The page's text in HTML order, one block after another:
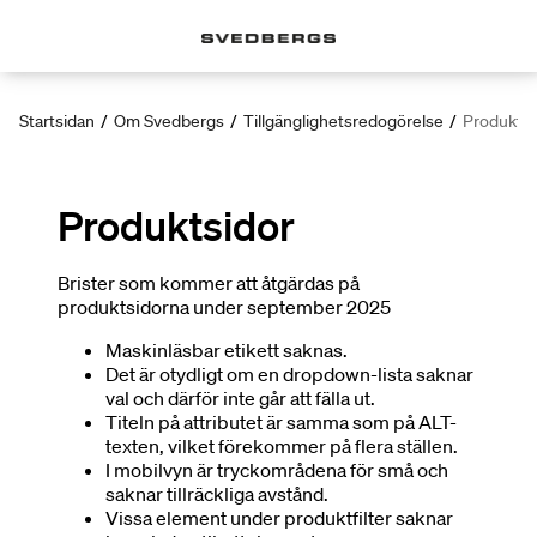
Startsidan / Om Svedbergs / Tillgänglighetsredogörelse /
Produktsidor
Brister som kommer att åtgärdas på
produktsidorna under september 2025
Maskinläsbar etikett saknas.
Det är otydligt om en dropdown-lista saknar
val och därför inte går att fälla ut.
Titeln på attributet är samma som på ALT-
texten, vilket förekommer på flera ställen.
I mobilvyn är tryckområdena för små och
saknar tillräckliga avstånd.
Vissa element under produktfilter saknar